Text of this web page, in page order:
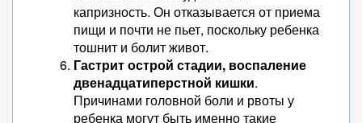
капризность. Он отказывается от приема
пищи и почти не пьет, поскольку ребенка
тошнит и болит живот.
Гастрит острой стадии, воспаление
двенадцатиперстной кишки.
Причинами головной боли и рвоты у
ребенка могут быть именно такие